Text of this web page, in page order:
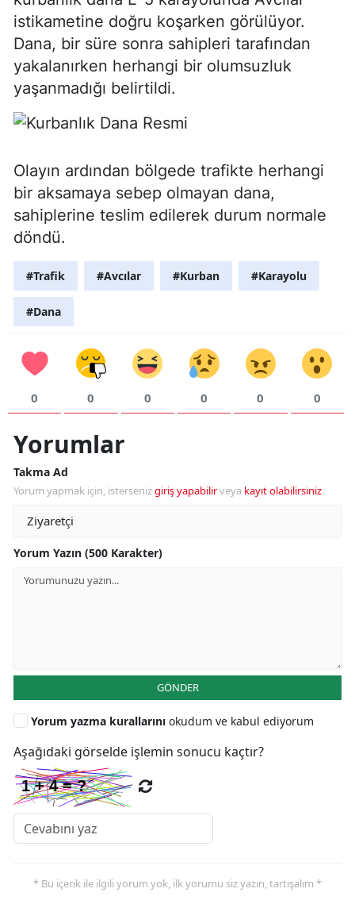
istikametine doğru koşarken görülüyor.
Dana, bir süre sonra sahipleri tarafından
yakalanırken herhangi bir olumsuzluk
yaşanmadığı belirtildi.
Olayın ardından bölgede trafikte herhangi
bir aksamaya sebep olmayan dana,
sahiplerine teslim edilerek durum normale
döndü.
#Trafik #Avcılar #Kurban #Karayolu
#Dana
0 0 0 0 0 0
Yorumlar
Takma Ad
Yorum yapmak için, istersenizgiriş yapabilirveya kayıt olabilirsiniz.
Yorum Yazın (500 Karakter)
GÖNDER
Yorum yazma kurallarını okudum ve kabul ediyorum
Aşağıdaki görselde işlemin sonucu kaçtır?
* Bu içerik ile ilgili yorum yok, ilk yorumu siz yazın, tartışalım *